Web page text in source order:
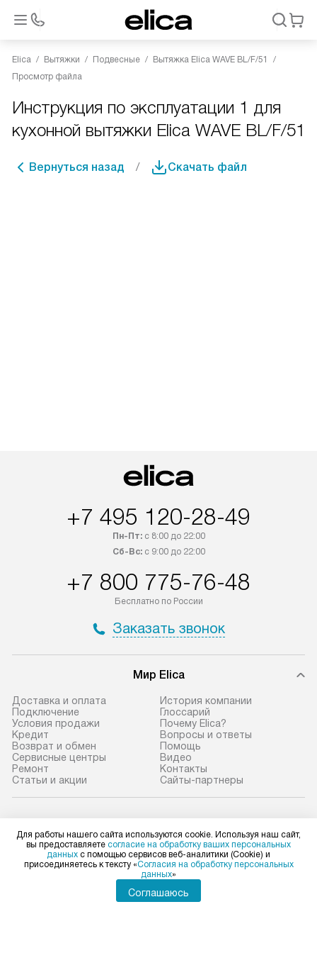
Elica Вытяжки Подвесные
Вытяжка Elica WAVE BL/F/51
Просмотр файла
Инструкция по эксплуатации 1 для
кухонной вытяжки Elica WAVE BL/F/51
Вернуться назад Скачать файл
+7 495 120-28-49
Пн-Пт:с 8:00 до 22:00
Сб-Вс:с 9:00 до 22:00
+7 800 775-76-48
Бесплатно по России
Заказать звонок
Мир Elica
Доставка и оплата
Подключение
Условия продажи
Кредит
Возврат и обмен
Сервисные центры
Ремонт
Статьи и акции
История компании
Глоссарий
Почему Elica?
Вопросы и ответы
Помощь
Видео
Контакты
Сайты-партнеры
Для физических лиц
shop@elicahome.ru
Для работы нашего сайта используются cookie. Используя наш сайт,
вы предоставляете согласие на обработку ваших персональных
данных с помощью сервисов веб-аналитики (Cookie) и
присоединяетесь к тексту «Согласия на обработку персональных
данных»
Соглашаюсь